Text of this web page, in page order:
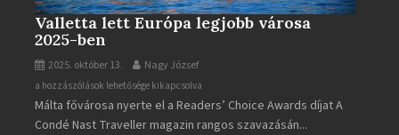
Valletta lett Európa legjobb városa
2025-ben
2025. október 13. Nagy József
Valletta
lett
Európa
a hozzászólások lehetősége kikapcsolva
Málta fővárosa nyerte el a Readers’ Choice Awards díjat A
Condé Nast Traveller magazin rangos szavazásán...